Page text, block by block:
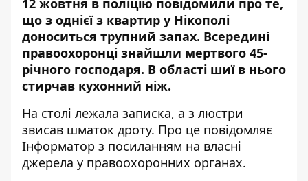
12 жовтня в поліцію повідомили про те,
що з однієї з квартир у Нікополі
доноситься трупний запах. Всередині
правоохоронці знайшли мертвого 45-
річного господаря. В області шиї в нього
стирчав кухонний ніж.
На столі лежала записка, а з люстри
звисав шматок дроту. Про це повідомляє
Інформатор з посиланням на власні
джерела у правоохоронних органах.